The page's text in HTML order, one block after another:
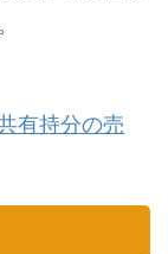
有持分の売